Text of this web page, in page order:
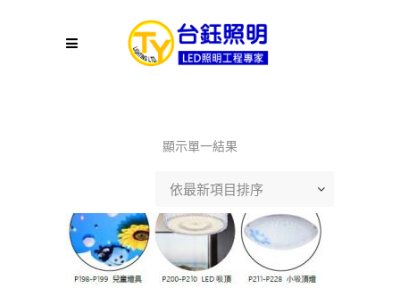
顯示單一結果
依最新項目排序